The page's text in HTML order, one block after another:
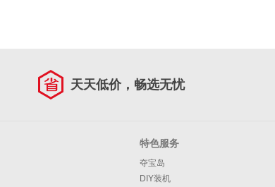
天天低价，畅选无忧
特色服务
夺宝岛
DIY装机